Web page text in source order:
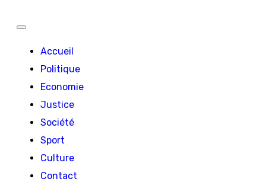
Accueil
Politique
Economie
Justice
Société
Sport
Culture
Contact